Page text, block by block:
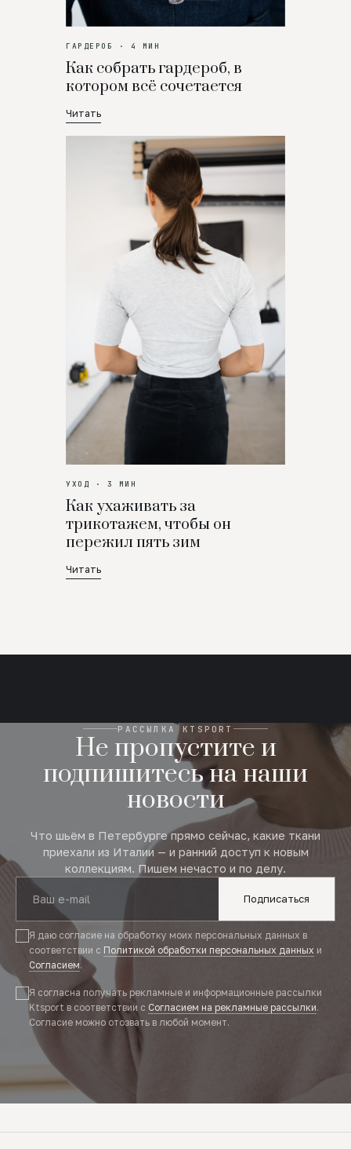
ГАРДЕРОБ · 4 МИН
Как собрать гардероб, в
котором всё сочетается
Читать
УХОД · 3 МИН
Как ухаживать за
трикотажем, чтобы он
пережил пять зим
Читать
РАССЫЛКА KTSPORT
Не пропустите и
подпишитесь на наши
новости
Что шьём в Петербурге прямо сейчас, какие ткани
приехали из Италии — и ранний доступ к новым
коллекциям. Пишем нечасто и по делу.
Подписаться
Я даю согласие на обработку моих персональных данных в
соответствии с Политикой обработки персональных данных и
Согласием.
Я согласна получать рекламные и информационные рассылки
Ktsport в соответствии с Согласием на рекламные рассылки.
Согласие можно отозвать в любой момент.